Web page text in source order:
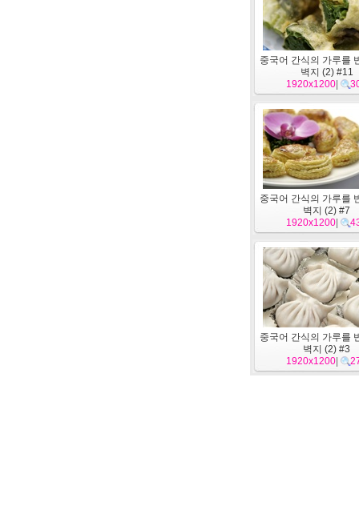
중국어 간식의 가루를
벽지 (2) #11
1920x1200
중국어 간식의 가루를
벽지 (2) #7
1920x1200
중국어 간식의 가루를
벽지 (2) #3
1920x1200